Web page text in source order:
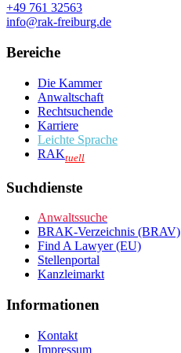
+49 761 32563
info@rak-freiburg.de
Bereiche
Die Kammer
Anwaltschaft
Rechtsuchende
Karriere
Leichte Sprache
RAKtuell
Suchdienste
Anwaltssuche
BRAK-Verzeichnis (BRAV)
Find A Lawyer (EU)
Stellenportal
Kanzleimarkt
Informationen
Kontakt
Impressum